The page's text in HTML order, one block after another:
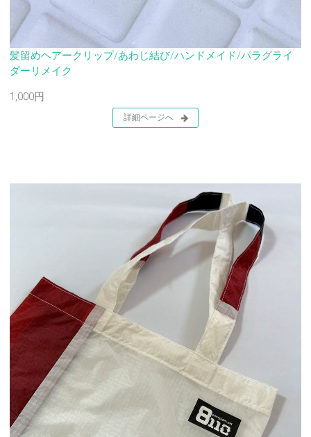
髪留めヘアークリップ/あわじ結び/ハンドメイド/パラグライ
ダーリメイク
1,000円
詳細ページへ